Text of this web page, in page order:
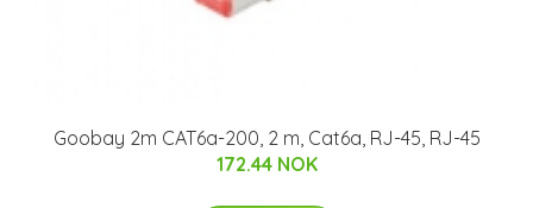
Goobay 2m CAT6a-200, 2 m, Cat6a, RJ-45, RJ-45
172.44 NOK